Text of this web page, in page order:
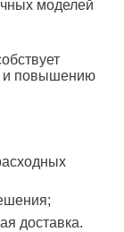
моделей
и повышению
доставка.